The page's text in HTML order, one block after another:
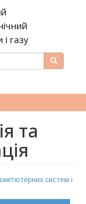
газу
Пошук
та
систем і